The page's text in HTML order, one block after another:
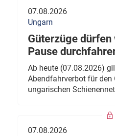
07.08.2026
Ungarn
Güterzüge dürfen
Pause
Ab heute (07.08.2026)
Abendfahrverbot für den
ungarischen
07.08.2026